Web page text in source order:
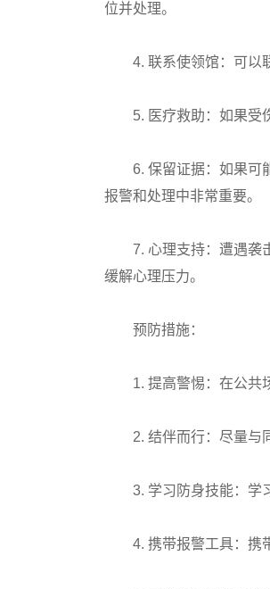
位并处理。
4. ‌联系使领馆‌：可以联
5. ‌医疗救助‌：如果受伤
6. ‌保留证据‌：如果可能
报警和处理中非常重要。
7. ‌心理支持‌：遭遇袭击
缓解心理压力。
‌预防措施‌：
1. ‌提高警惕‌：在公共场
2. ‌结伴而行‌：尽量与同
3. ‌学习防身技能‌：学习
4. ‌携带报警工具‌：携带